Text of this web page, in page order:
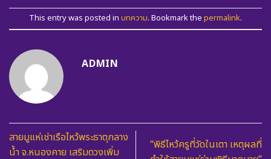
This entry was posted in บทความ. Bookmark the permalink.
ADMIN
สายมูแห่เช่าเรือไหว้พระธาตุกลาง
น้ำ จ.หนองคาย เสริมดวงเพิ่ม
“พิธีไหว้ครูที่วัดในเตา เหตุผลที่